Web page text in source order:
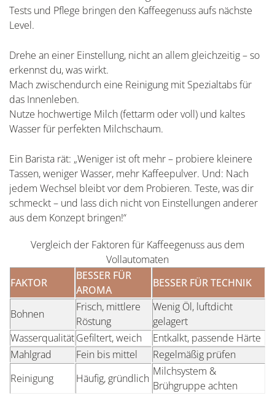
Tests und Pflege bringen den Kaffeegenuss aufs nächste
Level.
Drehe an einer Einstellung, nicht an allem gleichzeitig – so
erkennst du, was wirkt.
Mach zwischendurch eine Reinigung mit Spezialtabs für
das Innenleben.
Nutze hochwertige Milch (fettarm oder voll) und kaltes
Wasser für perfekten Milchschaum.
Ein Barista rät: „Weniger ist oft mehr – probiere kleinere
Tassen, weniger Wasser, mehr Kaffeepulver. Und: Nach
jedem Wechsel bleibt vor dem Probieren. Teste, was dir
schmeckt – und lass dich nicht von Einstellungen anderer
aus dem Konzept bringen!“
Vergleich der Faktoren für Kaffeegenuss aus dem
Vollautomaten
FAKTOR
BESSER FÜR
AROMA
BESSER FÜR TECHNIK
Bohnen
Frisch, mittlere
Röstung
Wenig Öl, luftdicht
gelagert
WasserqualitätGefiltert, weich
Entkalkt, passende Härte
Mahlgrad
Fein bis mittel
Regelmäßig prüfen
Reinigung
Häufig, gründlich
Milchsystem &
Brühgruppe achten